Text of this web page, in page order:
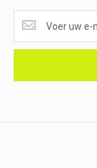
ONTVANGEN?
<br>SCHRIJF